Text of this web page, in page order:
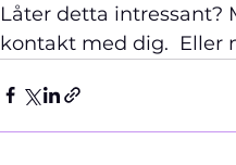
Låter detta intressant?
kontakt med dig.